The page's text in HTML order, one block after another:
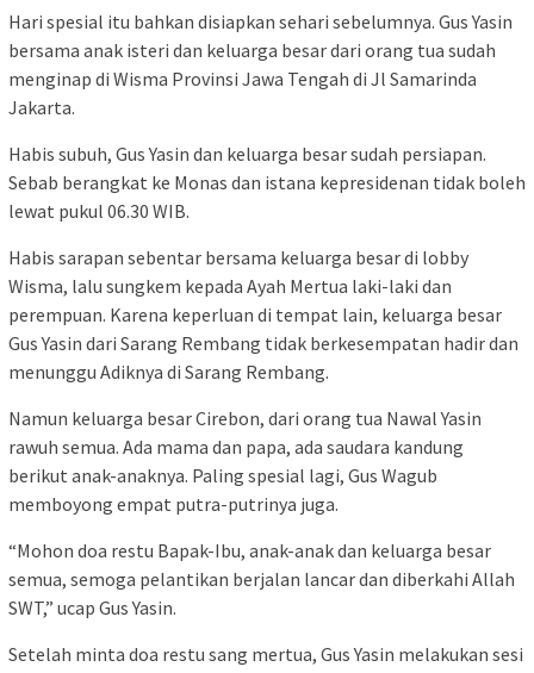
Hari spesial itu bahkan disiapkan sehari sebelumnya. Gus Yasin
bersama anak isteri dan keluarga besar dari orang tua sudah
menginap di Wisma Provinsi Jawa Tengah di Jl Samarinda
Jakarta.
Habis subuh, Gus Yasin dan keluarga besar sudah persiapan.
Sebab berangkat ke Monas dan istana kepresidenan tidak boleh
lewat pukul 06.30 WIB.
Habis sarapan sebentar bersama keluarga besar di lobby
Wisma, lalu sungkem kepada Ayah Mertua laki-laki dan
perempuan. Karena keperluan di tempat lain, keluarga besar
Gus Yasin dari Sarang Rembang tidak berkesempatan hadir dan
menunggu Adiknya di Sarang Rembang.
Namun keluarga besar Cirebon, dari orang tua Nawal Yasin
rawuh semua. Ada mama dan papa, ada saudara kandung
berikut anak-anaknya. Paling spesial lagi, Gus Wagub
memboyong empat putra-putrinya juga.
“Mohon doa restu Bapak-Ibu, anak-anak dan keluarga besar
semua, semoga pelantikan berjalan lancar dan diberkahi Allah
SWT,” ucap Gus Yasin.
Setelah minta doa restu sang mertua, Gus Yasin melakukan sesi